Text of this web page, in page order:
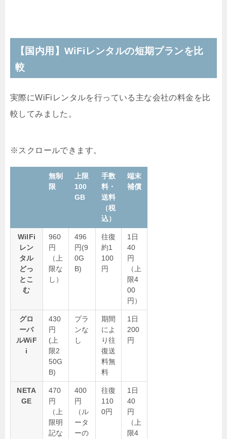
【国内用】WiFiレンタルの短期プランを比
較
実際にWiFiレンタルを行っている主な会社の料金を比
較してみました。
無制
限
上限
100
GB
手数
料・
送料
（税
込）
端末
補償
WiIFi
レン
タル
どっ
とこ
む
960
円
（上
限な
し）
496
円(9
0G
B)
往復
約1
100
円
1日
40
円
（上
限4
00
円）
グロ
ーバ
ルWiF
i
430
円
(上
限2
50G
B)
プラ
ンな
し
期間
によ
り往
復送
料無
料
1日
200
円
NETA
GE
470
円
（上
限明
記な
400
円
（ル
ータ
ーの
往復
110
0円
1日
40
円
（上
限4